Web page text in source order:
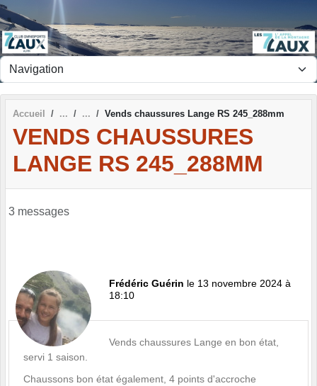
Accueil Vends chaussures Lange RS 245_288mm
VENDS CHAUSSURES
LANGE RS 245_288MM
3 messages
Frédéric Guérin le 13 novembre 2024 à
18:10
Vends chaussures Lange en bon état,
servi 1 saison.
Chaussons bon état également, 4 points d'accroche
Panneau de gestion des cookies